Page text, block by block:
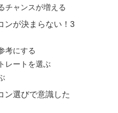
チャンスが増える
ンが決まらない！3
考にする
レートを選ぶ
ン選びで意識した